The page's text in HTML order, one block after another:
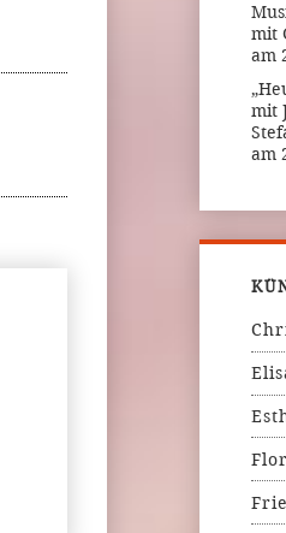
mit
am
mit
am